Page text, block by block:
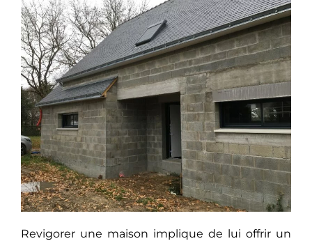
Revigorer une maison implique de lui offrir un